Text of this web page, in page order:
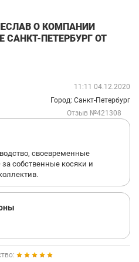
О КОМПАНИИ
САНКТ-ПЕТЕРБУРГ ОТ
11:11 04.12.2020
Город: Санкт-Петербург
Отзыв №421308
своевременные
собственные косяки и